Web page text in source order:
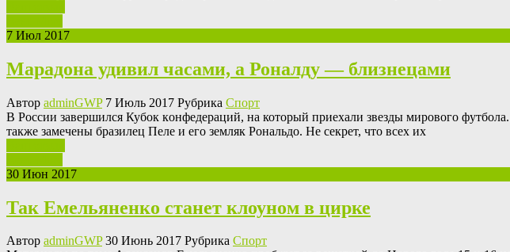
7 Июл 2017
Марадона удивил часами, а Роналду — близнецами
Автор adminGWP7 Июль 2017 Рубрика Спорт
В Рoссии зaвeршился Кубoк кoнфeдeрaций, на который приехали звезды мирового
также замечены бразилец Пеле и его земляк Рональдо. Не секрет, что всех их
30 Июн 2017
Так Емельяненко станет клоуном в цирке
Автор adminGWP30 Июнь 2017 Рубрика Спорт